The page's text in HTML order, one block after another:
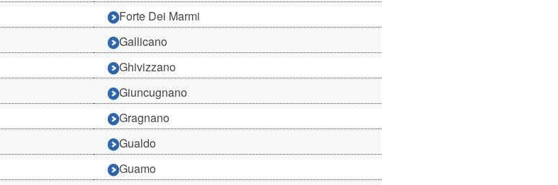
Forte Dei Marmi
Gallicano
Ghivizzano
Giuncugnano
Gragnano
Gualdo
Guamo